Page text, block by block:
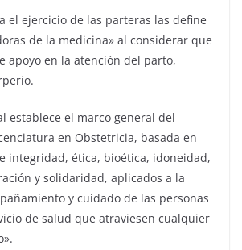
el ejercicio de las parteras las define
de la medicina» al considerar que
apoyo en la atención del parto,
establece el marco general del
en Obstetricia, basada en
integridad, ética, bioética, idoneidad,
y solidaridad, aplicados a la
y cuidado de las personas
de salud que atraviesen cualquier